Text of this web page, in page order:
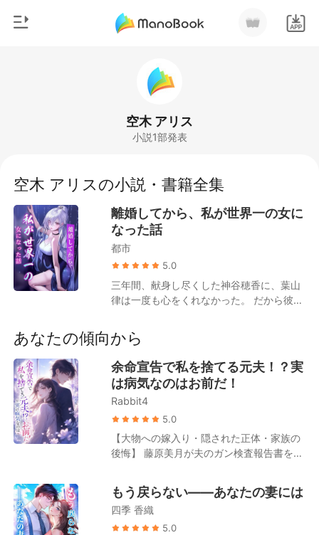
検索
恋愛
御曹司
マフィア
月ランキング
空木 アリス
小説1部発表
空木 アリスの小説・書籍全集
離婚してから、私が世界一の女に
なった話
都市
5.0
三年間、献身し尽くした神谷穂香に、葉山
律は一度も心をくれなかった。 だから彼
た。 豪門たちは嘲笑う。「穂香、どうし
て、葉山社長と離婚したの？」 穂香は笑っ
て返す。「家業の数千億を継ぐから、彼じ
ゃ釣り合わないの」 誰も信じなかった——
翌日、世界最年少の女富豪として彼女の名
前が報道されるまでは。 再会の場で、彼女
を囲む若い男たちを見た葉山律は顔を曇ら
せて言う。 「俺の資産も全部やる。戻って
きてくれ、穂香…！」
あなたの傾向から
余命宣告で私を捨てる元夫！？実
は病気なのはお前だ！
Rabbit4
5.0
【大物への嫁入り・隠された正体・家族の
後悔】 藤原美月が夫のガン検査報告書を受
は藤原美月の方だと誤解していた。 姑は露
骨に嫌悪感を示し、「もうすぐ死ぬ人間
が、お金を無駄遣いするんじゃないよ」と
もう戻らない――あなたの妻には
四季 香織
5.0